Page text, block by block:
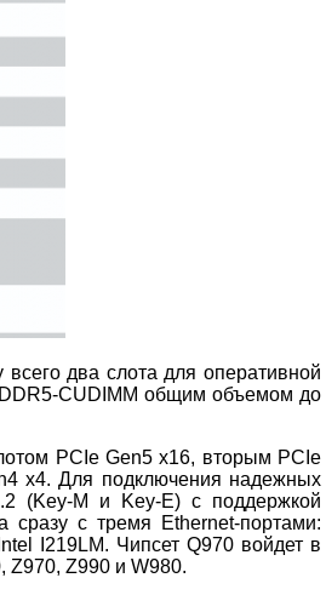
два слота для оперативной
CUDIMM общим объемом до
PCIe Gen5 x16, вторым PCIe
x4. Для подключения надежных
(Key-M и Key-E) с поддержкой
сразу с тремя Ethernet-портами:
I219LM. Чипсет Q970 войдет в
Z970, Z990 и W980.